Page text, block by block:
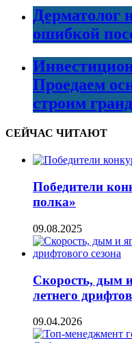
Дерматолог
ошибкой
Проедаем
строим
СЕЙЧАС ЧИТАЮТ
Победители
полка»
09.08.2025
Скорость, дым
летнего
09.04.2026